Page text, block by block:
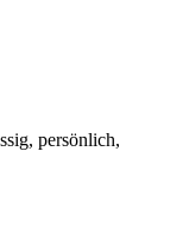
persönlich,